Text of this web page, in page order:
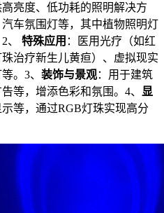
亮度、低功耗的照明解决方
车氛围灯等，其中植物照明灯
、
特殊应用 ：医用光疗（如红
治疗新生儿黄疸）、虚拟现实
。3、 装饰与景观：用于建筑
等，增添色彩和氛围。4、
显
等，通过RGB灯珠实现高分